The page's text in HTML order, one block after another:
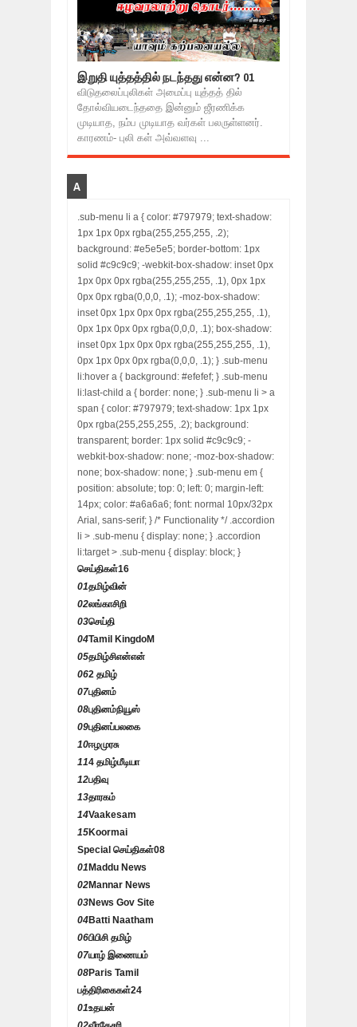
இறுதி யுத்தத்தில் நடந்தது என்ன? 01
விடுதலைப்புலிகள் அமைப்பு யுத்தத் தில்
தோல்வியடைந்ததை இன்னும் ஜீரணிக்க
முடியாத, நம்ப முடியாத வர்கள் பலருள்ளனர்.
காரணம்- புலி கள் அவ்வளவு ...
A
.sub-menu li a { color: #797979; text-shadow:
1px 1px 0px rgba(255,255,255, .2);
background: #e5e5e5; border-bottom: 1px
solid #c9c9c9; -webkit-box-shadow: inset 0px
1px 0px 0px rgba(255,255,255, .1), 0px 1px
0px 0px rgba(0,0,0, .1); -moz-box-shadow:
inset 0px 1px 0px 0px rgba(255,255,255, .1),
0px 1px 0px 0px rgba(0,0,0, .1); box-shadow:
inset 0px 1px 0px 0px rgba(255,255,255, .1),
0px 1px 0px 0px rgba(0,0,0, .1); } .sub-menu
li:hover a { background: #efefef; } .sub-menu
li:last-child a { border: none; } .sub-menu li > a
span { color: #797979; text-shadow: 1px 1px
0px rgba(255,255,255, .2); background:
transparent; border: 1px solid #c9c9c9; -
webkit-box-shadow: none; -moz-box-shadow:
none; box-shadow: none; } .sub-menu em {
position: absolute; top: 0; left: 0; margin-left:
14px; color: #a6a6a6; font: normal 10px/32px
Arial, sans-serif; } /* Functionality */ .accordion
li > .sub-menu { display: none; } .accordion
li:target > .sub-menu { display: block; }
செய்திகள்16
01தமிழ்வின்
02லங்காசிறி
03செய்தி
04Tamil KingdoM
05தமிழ்சிஎன்என்
062 தமிழ்
07புதினம்
08புதினம்நியூஸ்
09புதினப்பலகை
10ஈழமுரசு
114 தமிழ்மீடியா
12பதிவு
13தாரகம்
14Vaakesam
15Koormai
Special செய்திகள்08
01 Maddu News
02Mannar News
03News Gov Site
04Batti Naatham
06பிபிசி தமிழ்
07யாழ் இணையம்
08Paris Tamil
பத்திரிகைகள்24
01உதயன்